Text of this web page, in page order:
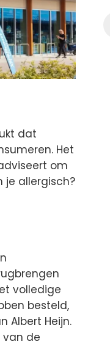
dat
Het
om
je allergisch?
volledige
besteld,
Albert Heijn.
van de